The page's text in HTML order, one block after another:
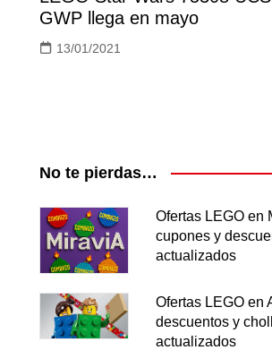
GWP llega en mayo
13/01/2021
No te pierdas…
Ofertas LEGO en
cupones y
actualizados
Ofertas LEGO en
descuentos y
actualizados